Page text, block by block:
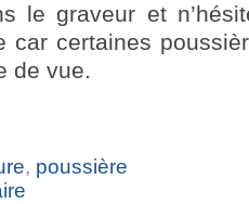
le graveur et
car certaines
de vue.
, poussière